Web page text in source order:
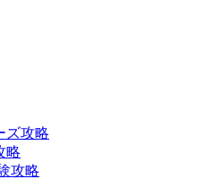
ズ攻略
略
攻略